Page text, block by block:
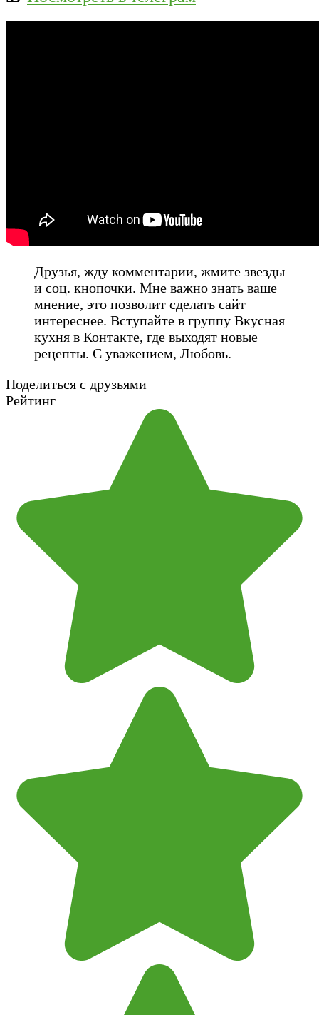
Друзья, жду комментарии, жмите звезды
и соц. кнопочки. Мне важно знать ваше
мнение, это позволит сделать сайт
интереснее. Вступайте в группу Вкусная
кухня в Контакте, где выходят новые
рецепты. С уважением, Любовь.
Поделиться с друзьями
Рейтинг